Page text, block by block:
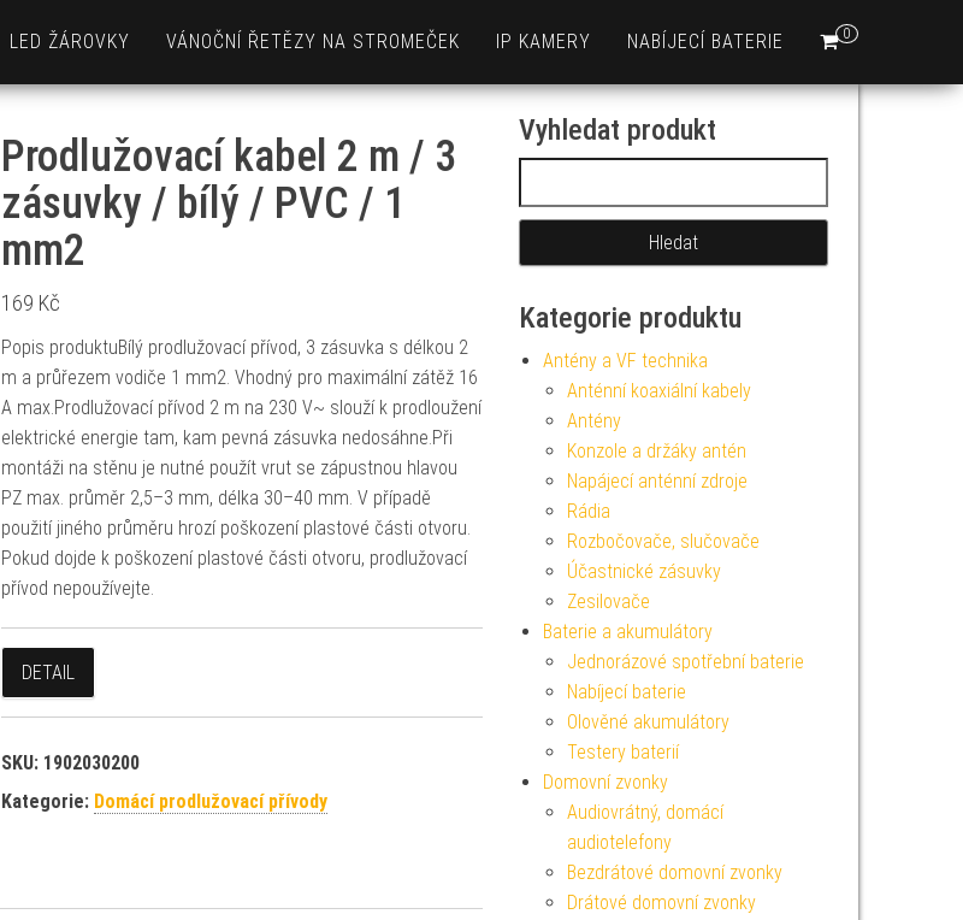
0
LED ŽÁROVKY VÁNOČNÍ ŘETĚZY NA STROMEČEK IP KAMERY NABÍJECÍ BATERIE
Prodlužovací kabel 2 m / 3
zásuvky / bílý / PVC / 1
mm2
169 Kč
Popis produktuBílý prodlužovací přívod, 3 zásuvka s délkou 2
m a průřezem vodiče 1 mm2. Vhodný pro maximální zátěž 16
A max.Prodlužovací přívod 2 m na 230 V~ slouží k prodloužení
elektrické energie tam, kam pevná zásuvka nedosáhne.Při
montáži na stěnu je nutné použít vrut se zápustnou hlavou
PZ max. průměr 2,5–3 mm, délka 30–40 mm. V případě
použití jiného průměru hrozí poškození plastové části otvoru.
Pokud dojde k poškození plastové části otvoru, prodlužovací
přívod nepoužívejte.
DETAIL
SKU: 1902030200
Kategorie: Domácí prodlužovací přívody
Vyhledat produkt
Kategorie produktu
Antény a VF technika
Anténní koaxiální kabely
Antény
Konzole a držáky antén
Napájecí anténní zdroje
Rádia
Rozbočovače, slučovače
Účastnické zásuvky
Zesilovače
Baterie a akumulátory
Jednorázové spotřební baterie
Nabíjecí baterie
Olověné akumulátory
Testery baterií
Domovní zvonky
Audiovrátný, domácí
audiotelefony
Bezdrátové domovní zvonky
Drátové domovní zvonky